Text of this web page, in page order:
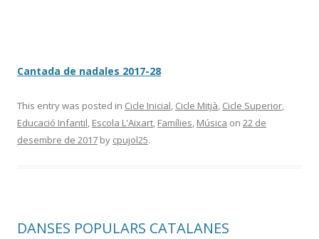
Cantada de nadales 2017-28
This entry was posted in Cicle Inicial, Cicle Mitjà, Cicle Superior,
Educació Infantil, Escola L'Aixart, Famílies, Música on 22 de
desembre de 2017 by cpujol25.
DANSES POPULARS CATALANES